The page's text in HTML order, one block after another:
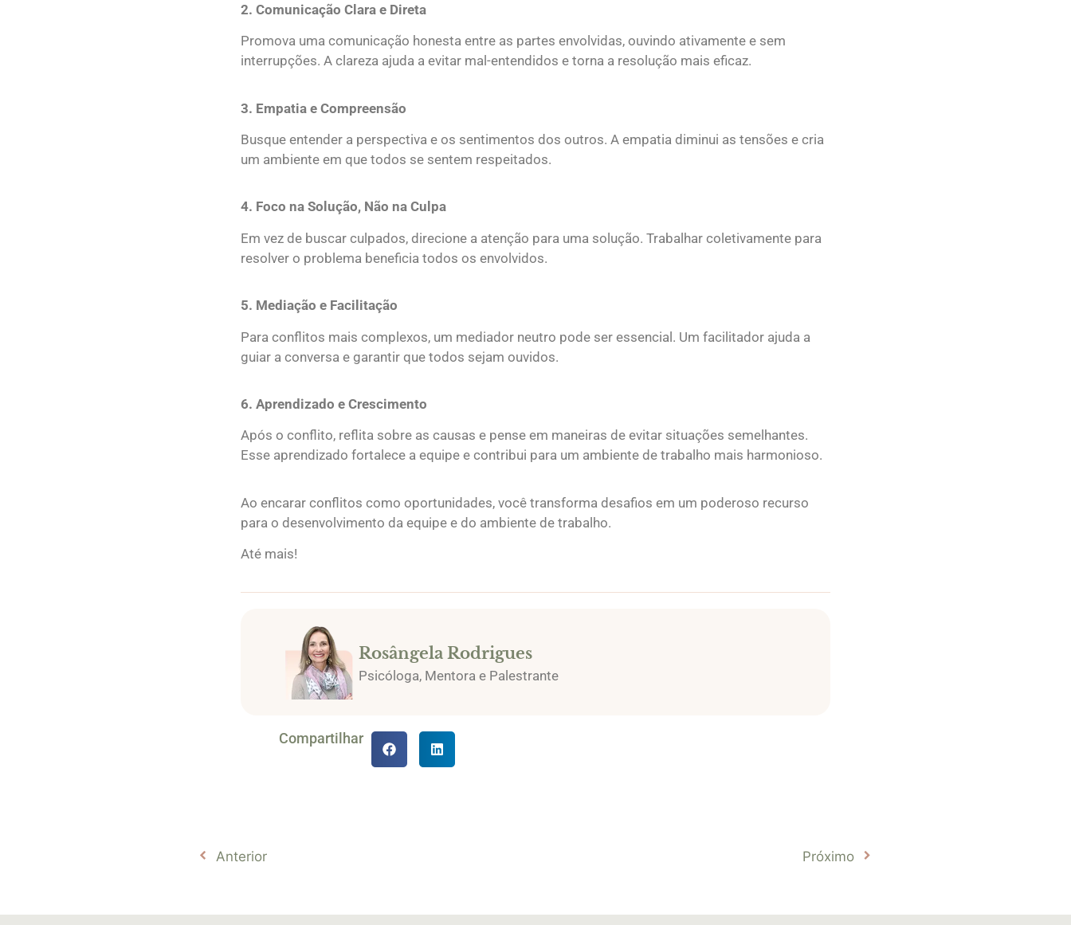
2.⁠ ⁠Comunicação Clara e Direta
Promova uma comunicação honesta entre as partes envolvidas, ouvindo ativamente e sem
interrupções. A clareza ajuda a evitar mal-entendidos e torna a resolução mais eficaz.
3.⁠ ⁠Empatia e Compreensão
Busque entender a perspectiva e os sentimentos dos outros. A empatia diminui as tensões e cria
um ambiente em que todos se sentem respeitados.
4.⁠ ⁠Foco na Solução, Não na Culpa
Em vez de buscar culpados, direcione a atenção para uma solução. Trabalhar coletivamente para
resolver o problema beneficia todos os envolvidos.
5.⁠ ⁠Mediação e Facilitação
Para conflitos mais complexos, um mediador neutro pode ser essencial. Um facilitador ajuda a
guiar a conversa e garantir que todos sejam ouvidos.
6.⁠ ⁠Aprendizado e Crescimento
Após o conflito, reflita sobre as causas e pense em maneiras de evitar situações semelhantes.
Esse aprendizado fortalece a equipe e contribui para um ambiente de trabalho mais harmonioso.
Ao encarar conflitos como oportunidades, você transforma desafios em um poderoso recurso
para o desenvolvimento da equipe e do ambiente de trabalho.
Até mais!
Rosângela Rodrigues
Psicóloga, Mentora e Palestrante
Compartilhar
Anterior Próximo